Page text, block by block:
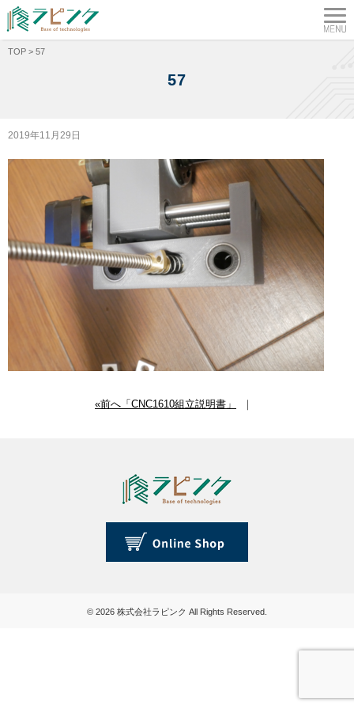
TOP > 57
57
2019年11月29日
«前へ「CNC1610組立説明書」 ｜
© 2026 株式会社ラピンク All Rights Reserved.